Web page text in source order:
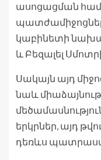
ասոցացման
կաբինետի
և Բեզալել
Սակայն այդ
նաև
երկրներ, այդ
դեռևս